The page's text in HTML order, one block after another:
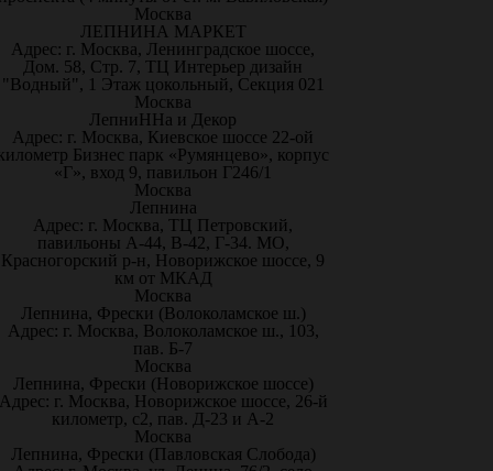
Москва
ЛЕПНИНА МАРКЕТ
Адрес: г. Москва, Ленинградское шоссе,
Дом. 58, Стр. 7, ТЦ Интерьер дизайн
"Водный", 1 Этаж цокольный, Секция 021
Москва
ЛепниННа и Декор
Адрес: г. Москва, Киевское шоссе 22-ой
Бизнес парк «Румянцево», корпус
«Г», вход 9, павильон Г246/1
Москва
Лепнина
Адрес: г. Москва, ТЦ Петровский,
павильоны А-44, В-42, Г-34. МО,
Красногорский р-н, Новорижское шоссе, 9
км от МКАД
Москва
Лепнина, Фрески (Волоколамское ш.)
Адрес: г. Москва, Волоколамское ш., 103,
пав. Б-7
Москва
Лепнина, Фрески (Новорижское шоссе)
г. Москва, Новорижское шоссе, 26-й
километр, с2, пав. Д-23 и А-2
Москва
Лепнина, Фрески (Павловская Слобода)